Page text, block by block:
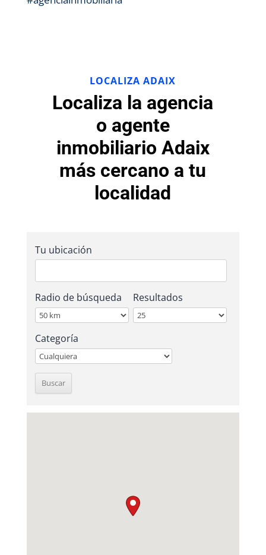
LOCALIZA ADAIX
Localiza la agencia
o agente
inmobiliario Adaix
más cercano a tu
localidad
Tu ubicación
Radio de búsqueda Resultados
Categoría